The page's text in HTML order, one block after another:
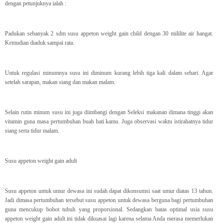
dengan petunjuknya ialah :
Padukan sebanyak 2 sdm susu appeton weight gain child dengan 30 mililite air hangat.
Kemudian diaduk sampai rata.
Untuk regulasi minumnya susu ini diminum kurang lebih tiga kali dalam sehari. Agar
setelah sarapan, makan siang dan makan malam.
Selain rutin minum susu ini juga diimbangi dengan Seleksi makanan dimana tinggi akan
vitamin guna masa pertumbuhan buah hati kamu. Juga observasi waktu istirahatnya tidur
siang serta tidur malam.
Susu appeton weight gain adult
Susu appeton untuk umur dewasa ini sudah dapat dikonsumsi saat umur diatas 13 tahun.
Jadi dimasa pertumbuhan tersebut susu appeton untuk dewasa berguna bagi pertumbuhan
guna mencukup bobot tubuh yang proporsional. Sedangkan batas optimal usia susu
appeton weight gain adult ini tidak dikuasai lagi karena selama Anda merasa memerlukan